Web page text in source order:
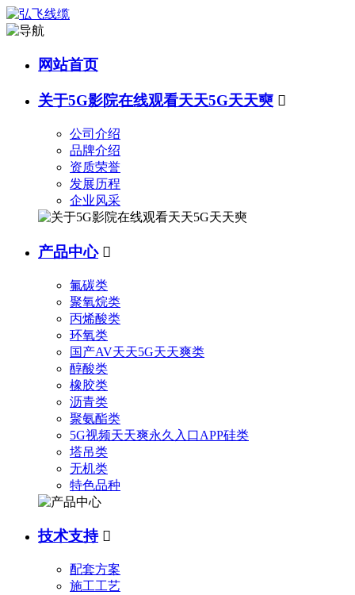
网站首页
关于5G影院在线观看天天5G天天奭 
公司介绍
品牌介绍
资质荣誉
发展历程
企业风采
产品中心 
氟碳类
聚氧烷类
丙烯酸类
环氧类
国产AV天天5G天天爽类
醇酸类
橡胶类
沥青类
聚氨酯类
5G视频天天爽永久入口APP硅类
塔吊类
无机类
特色品种
技术支持 
配套方案
施工工艺